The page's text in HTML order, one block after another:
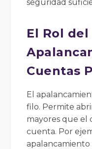
seguridad
El Rol del
Cuentas
El
filo. Permite
mayores que el
cuenta. Por
apalancamiento